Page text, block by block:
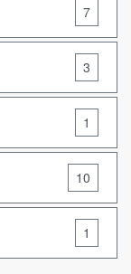
7
3
1
10
1